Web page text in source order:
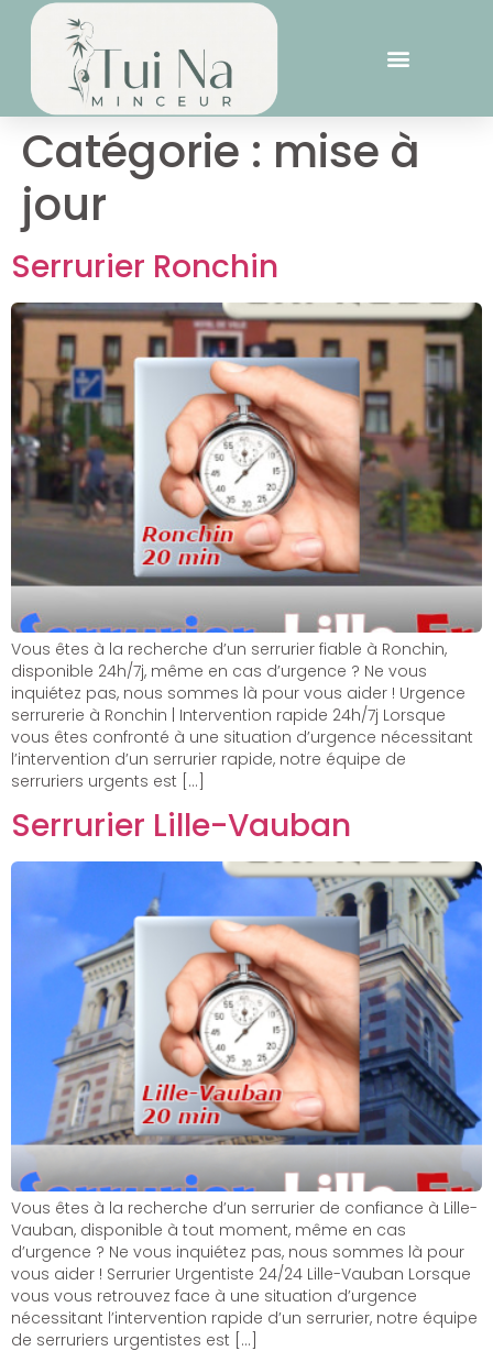
Catégorie : mise à
jour
Serrurier Ronchin
Vous êtes à la recherche d’un serrurier fiable à Ronchin,
disponible 24h/7j, même en cas d’urgence ? Ne vous
inquiétez pas, nous sommes là pour vous aider ! Urgence
serrurerie à Ronchin | Intervention rapide 24h/7j Lorsque
vous êtes confronté à une situation d’urgence nécessitant
l’intervention d’un serrurier rapide, notre équipe de
serruriers urgents est […]
Serrurier Lille-Vauban
Vous êtes à la recherche d’un serrurier de confiance à Lille-
Vauban, disponible à tout moment, même en cas
d’urgence ? Ne vous inquiétez pas, nous sommes là pour
vous aider ! Serrurier Urgentiste 24/24 Lille-Vauban Lorsque
vous vous retrouvez face à une situation d’urgence
nécessitant l’intervention rapide d’un serrurier, notre équipe
de serruriers urgentistes est […]